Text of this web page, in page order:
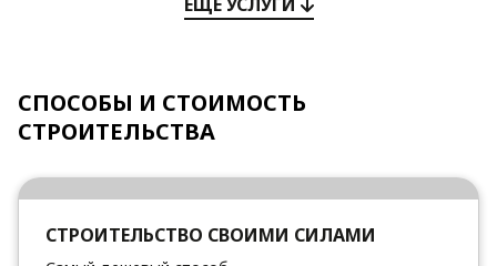
СПОСОБЫ И СТОИМОСТЬ
СТРОИТЕЛЬСТВА
СТРОИТЕЛЬСТВО СВОИМИ СИЛАМИ